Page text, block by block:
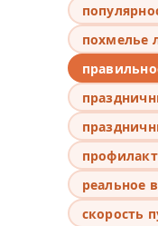
похмелье
реальное
скорость